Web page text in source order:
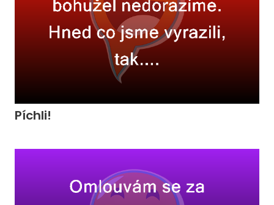
Píchli!